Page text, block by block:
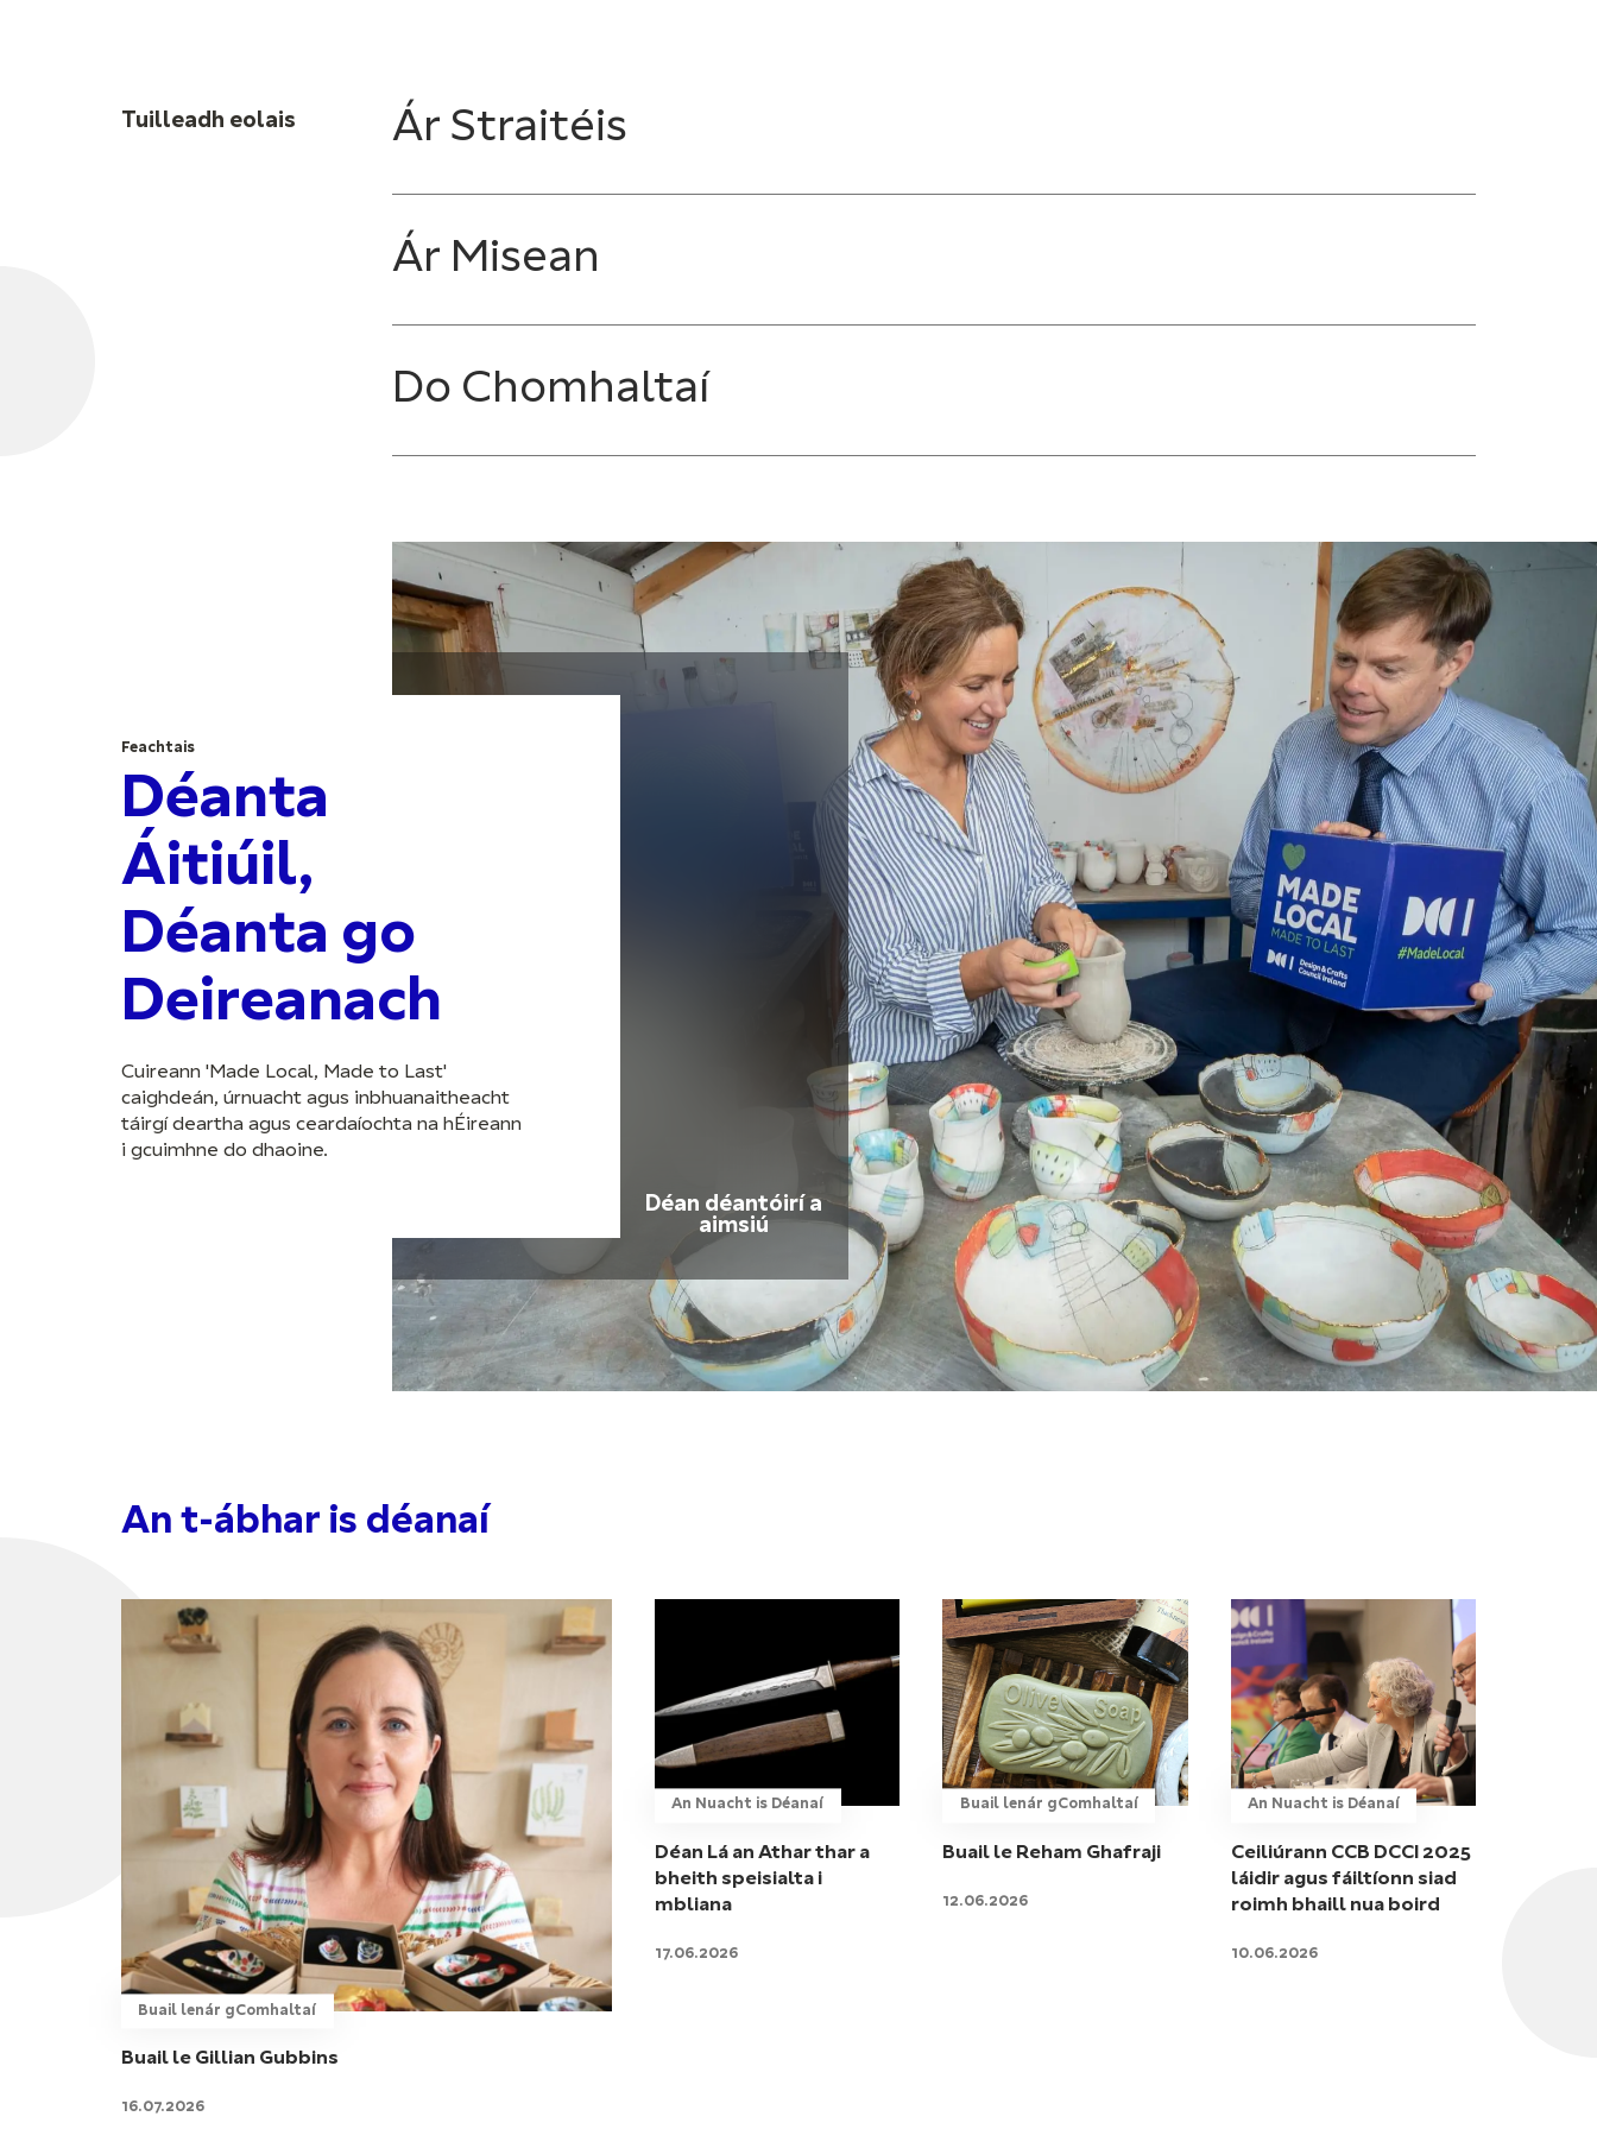
Tuilleadh eolais Ár Straitéis
Ár Misean
Do Chomhaltaí
Feachtais
Déanta
Áitiúil,
Déanta go
Deireanach
Cuireann 'Made Local, Made to Last'
caighdeán, úrnuacht agus inbhuanaitheacht
táirgí deartha agus ceardaíochta na hÉireann
i gcuimhne do dhaoine.
Déan déantóirí a
aimsiú
An t-ábhar is déanaí
Buail lenár gComhaltaí
Buail le Gillian Gubbins
16.07.2026
An Nuacht is Déanaí
Déan Lá an Athar thar a
bheith speisialta i
mbliana
17.06.2026
Buail lenár gComhaltaí
Buail le Reham Ghafraji
12.06.2026
An Nuacht is Déanaí
Ceiliúrann CCB DCCI 2025
láidir agus fáiltíonn siad
roimh bhaill nua boird
10.06.2026